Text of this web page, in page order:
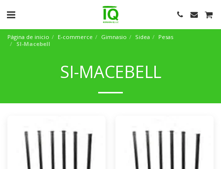
Página de inicio E-commerce Gimnasio Sidea
Pesas
SI-Macebell
SI-MACEBELL